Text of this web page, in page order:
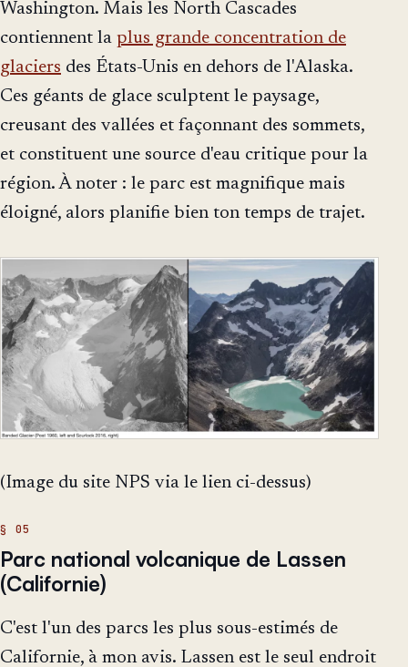
Washington. Mais les North Cascades
contiennent la plus grande concentration de
glaciers des États-Unis en dehors de l'Alaska.
Ces géants de glace sculptent le paysage,
creusant des vallées et façonnant des sommets,
et constituent une source d'eau critique pour la
région. À noter : le parc est magnifique mais
éloigné, alors planifie bien ton temps de trajet.
(Image du site NPS via le lien ci-dessus)
Parc national volcanique de Lassen
(Californie)
C'est l'un des parcs les plus sous-estimés de
Californie, à mon avis. Lassen est le seul endroit